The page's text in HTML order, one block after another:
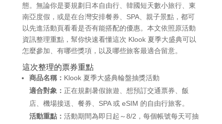
態。無論你是要規劃日本自由行、韓國短天數小旅行、東
南亞度假，或是在台灣安排餐券、SPA、親子景點，都可
以先進活動頁看看是否有能搭配的優惠。本文依照原活動
資訊整理重點，幫你快速看懂這次 Klook 夏季大盛典可以
怎麼參加、有哪些獎項，以及哪些旅客最適合留意。
這次整理的票券重點
商品名稱： Klook 夏季大盛典輪盤抽獎活動
適合對象： 正在規劃暑假旅遊、想預訂交通票券、飯
店、機場接送、餐券、SPA 或 eSIM 的自由行旅客。
活動重點： 活動期間為即日起～8/2，每個帳號每天可抽